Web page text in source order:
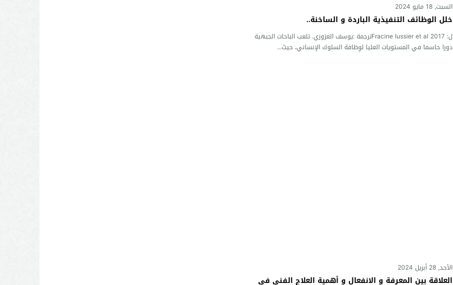
السبت, 18 مايو 2024
خلل الوظائف التنفيذية الباردة و الساخنة..
ل: Fracine lussier et al 2017ترجمة :يوسف العزوزي. تلعب الباحات الجبهية
دورا حاسما في المستويات العليا لوِظافة السلوك الإنساني، حيث...
الأحد, 28 أبريل 2024
العلاقة بين المعرفة و الانفعال و أهمية العلاج الفني في